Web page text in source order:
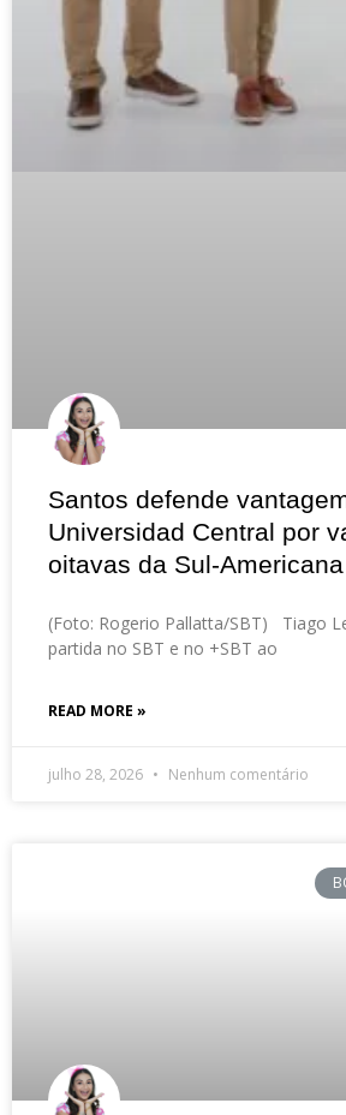
Santos defende
Universidad Central por
oitavas da Sul-Americana
(Foto: Rogerio Pallatta/SBT) Tiago
partida no SBT e no +SBT ao
READ MORE »
julho 28, 2026 Nenhum comentário